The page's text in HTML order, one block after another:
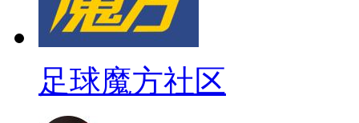
足球魔方社区